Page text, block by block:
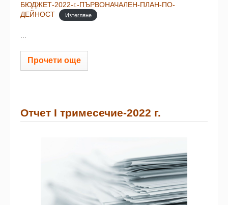
БЮДЖЕТ-2022-г.-ПЪРВОНАЧАЛЕН-ПЛАН-ПО-
ДЕЙНОСТ
Изтегляне
...
Прочети още
Отчет I тримесечие-2022 г.